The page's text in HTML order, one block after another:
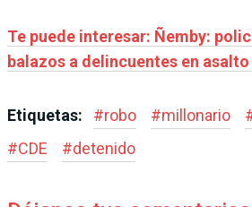
Te puede interesar: Ñemby:
balazos a delincuentes en
Etiquetas: #robo #millonario
#CDE #detenido